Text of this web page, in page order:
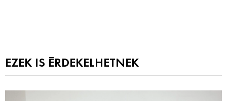
EZEK IS ÉRDEKELHETNEK